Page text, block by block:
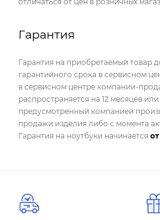
Гарантия
Гарантия на приобретаемый товар
гарантийного срока в сервисном
в сервисном центре компании-
распространяется на 12 месяцев
предусмотренный компанией
продажи изделия либо с момента
Гарантия на ноутбуки начинается